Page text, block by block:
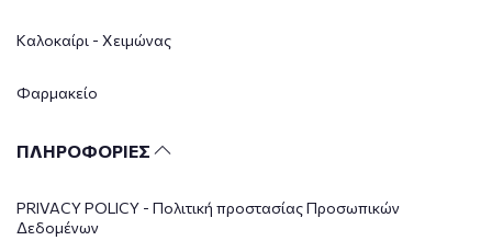
Καλοκαίρι - Χειμώνας
Φαρμακείο
ΠΛΗΡΟΦΟΡΙΕΣ
PRIVACY POLICY - Πολιτική προστασίας Προσωπικών
Δεδομένων